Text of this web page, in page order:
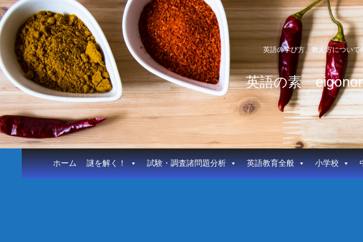
英語の学び方、教え方について
英語の素
ホーム 謎を解く！ 試験・調査諸問題分析 英語教育全般 小学校